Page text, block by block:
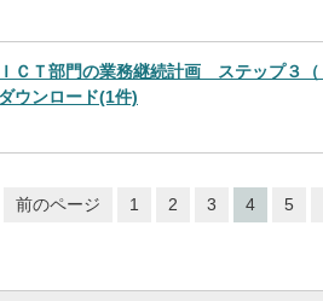
ＩＣＴ部門の業務継続計画 ステップ３
ダウンロード(1件)
前のページ 1 2 3 4 5